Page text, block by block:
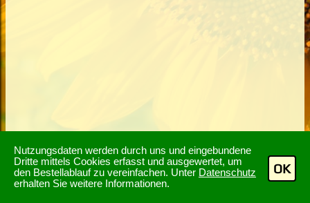
Nutzungsdaten werden durch uns und eingebundene
Dritte mittels Cookies erfasst und ausgewertet, um
den Bestellablauf zu vereinfachen. Unter Datenschutz
erhalten Sie weitere Informationen.
OK